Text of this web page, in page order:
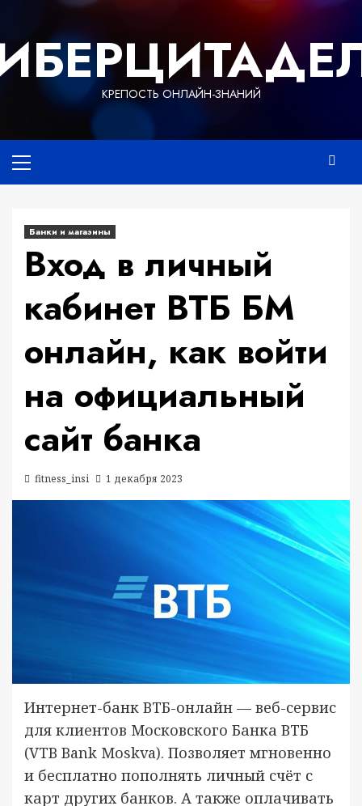
содержимому
КРЕПОСТЬ ОНЛАЙН-ЗНАНИЙ
меню
Банки и магазины
Вход в личный
кабинет ВТБ БМ
онлайн, как войти
на официальный
сайт банка
fitness_insi 1 декабря 2023
Интернет-банк ВТБ-онлайн — веб-сервис
для клиентов Московского Банка ВТБ
(VTB Bank Moskva). Позволяет мгновенно
и бесплатно пополнять личный счёт с
карт других банков. А также оплачивать